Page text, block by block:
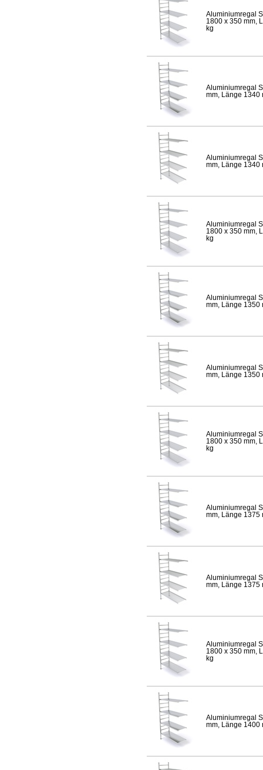
Aluminiumregal
1800 x 350 mm,
kg
Aluminiumregal
mm, Länge 1340
Aluminiumregal
mm, Länge 1340
Aluminiumregal
1800 x 350 mm,
kg
Aluminiumregal
mm, Länge 1350
Aluminiumregal
mm, Länge 1350
Aluminiumregal
1800 x 350 mm,
kg
Aluminiumregal
mm, Länge 1375
Aluminiumregal
mm, Länge 1375
Aluminiumregal
1800 x 350 mm,
kg
Aluminiumregal
mm, Länge 1400